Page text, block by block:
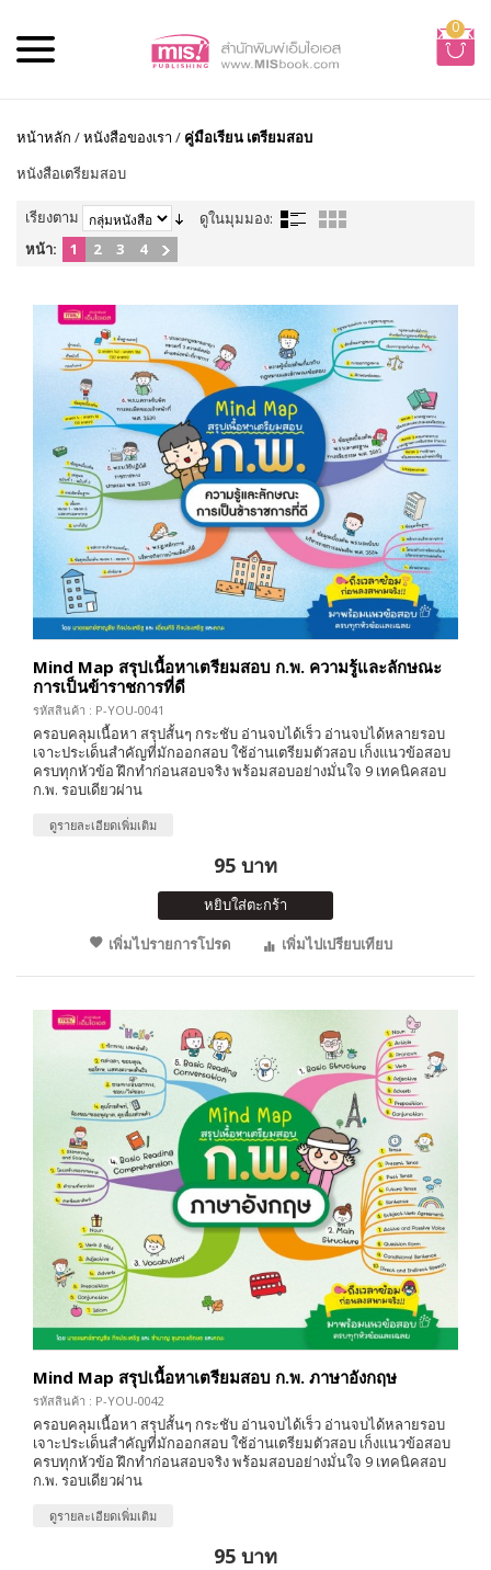
0
หน้าหลัก /หนังสือของเรา / คู่มือเรียน เตรียมสอบ
หนังสือเตรียมสอบ
เรียงตาม
ดูในมุมมอง:
หน้า:
1 2 3 4
Mind Map สรุปเนื้อหาเตรียมสอบ ก.พ. ความรู้และลักษณะ
การเป็นข้าราชการที่ดี
รหัสสินค้า : P-YOU-0041
ครอบคลุมเนื้อหา สรุปสั้นๆ กระชับ อ่านจบได้เร็ว อ่านจบได้หลายรอบ
เจาะประเด็นสำคัญที่มักออกสอบ ใช้อ่านเตรียมตัวสอบ เก็งแนวข้อสอบ
ครบทุกหัวข้อ ฝึกทำก่อนสอบจริง พร้อมสอบอย่างมั่นใจ 9 เทคนิคสอบ
ก.พ. รอบเดียวผ่าน
ดูรายละเอียดเพิ่มเติม
95 บาท
หยิบใส่ตะกร้า
เพิ่มไปรายการโปรด
เพิ่มไปเปรียบเทียบ
Mind Map สรุปเนื้อหาเตรียมสอบ ก.พ. ภาษาอังกฤษ
รหัสสินค้า : P-YOU-0042
ครอบคลุมเนื้อหา สรุปสั้นๆ กระชับ อ่านจบได้เร็ว อ่านจบได้หลายรอบ
เจาะประเด็นสำคัญที่มักออกสอบ ใช้อ่านเตรียมตัวสอบ เก็งแนวข้อสอบ
ครบทุกหัวข้อ ฝึกทำก่อนสอบจริง พร้อมสอบอย่างมั่นใจ 9 เทคนิคสอบ
ก.พ. รอบเดียวผ่าน
ดูรายละเอียดเพิ่มเติม
95 บาท